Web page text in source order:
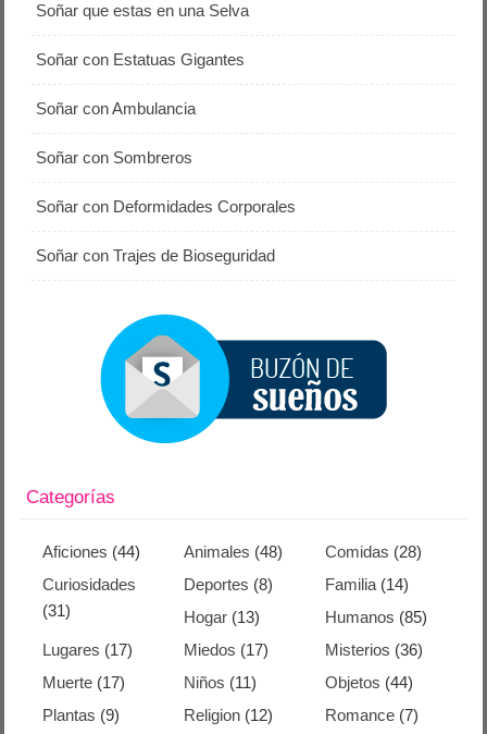
Soñar que estas en una Selva
Soñar con Estatuas Gigantes
Soñar con Ambulancia
Soñar con Sombreros
Soñar con Deformidades Corporales
Soñar con Trajes de Bioseguridad
Categorías
Aficiones (44) Animales (48) Comidas (28)
Curiosidades
(31)
Deportes (8) Familia(14)
Hogar (13) Humanos (85)
Lugares (17) Miedos (17) Misterios (36)
Muerte (17) Niños (11) Objetos (44)
Plantas (9) Religion (12) Romance(7)